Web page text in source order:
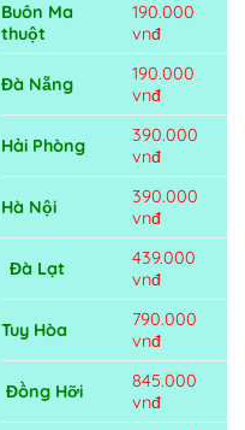
Buôn Ma
thuột
190.000
vnđ
Đà Nẵng
190.000
vnđ
Hải Phòng
390.000
vnđ
Hà Nội
390.000
vnđ
Đà Lạt
439.000
vnđ
Tuy Hòa
790.000
vnđ
Đồng Hỡi
845.000
vnđ